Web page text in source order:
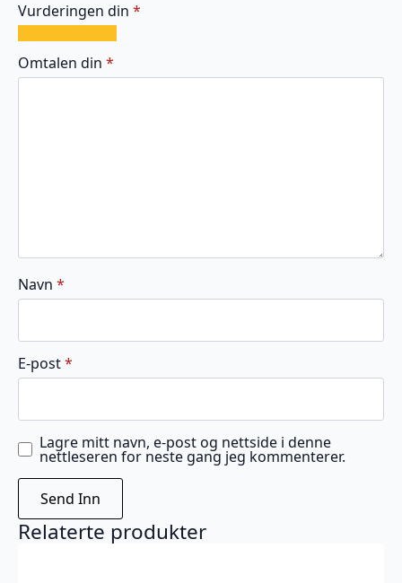
Vurderingen din *
av
5
av
5
av
5
av
5
av
5
Omtalen din *
Navn *
E-post*
Lagre mitt navn, e-post og nettside i denne
nettleseren for neste gang jeg kommenterer.
Relaterte produkter